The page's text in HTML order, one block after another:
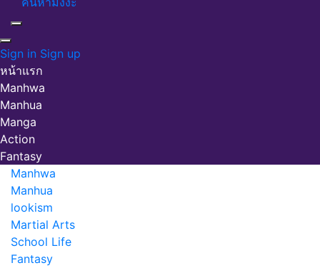
Sign in Sign up
หน้าแรก
Manhwa
Manhua
Manga
Action
Fantasy
Manhwa
Manhua
lookism
Martial Arts
School Life
Fantasy